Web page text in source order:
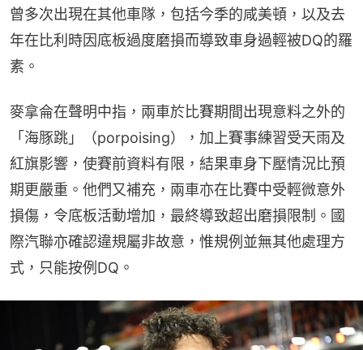
曾多次出現在其他車隊，包括今季的咸美頓，以及去
年在比利時因底板過度磨損而導致車身過輕被DQ的羅
素。
麥拿侖在聲明中指，兩車於比賽期間出現意料之外的
「海豚跳」（porpoising），加上賽事練習受天雨及
紅旗影響，使賽前資料有限，結果車身下壓情況比預
期更嚴重。他們又補充，兩車亦在比賽中受輕微意外
損傷，令底板活動增加，最終導致超出磨損限制。國
際汽聯亦確認違規屬非故意，惟規例並無其他處理方
式，只能按例DQ。